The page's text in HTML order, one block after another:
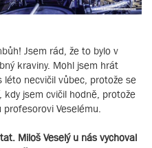
Jsem rád, že to bylo v
kraviny. Mohl jsem hrát
necvičil vůbec, protože se
kdy jsem cvičil hodně, protože
Veselému.
Miloš Veselý u nás vychoval